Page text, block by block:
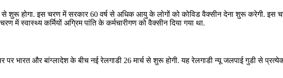
शुरू होगा. इस चरण में सरकार 60 वर्ष से अधिक आयु के लोगों को कोविड वैक्‍सीन देना शुरू करेगी. इस
में स्वास्थ्य कर्मियों अग्रिम पांति के कर्मचारीगण को वैक्सीन दिया गया था.
भारत और बांग्‍लादेश के बीच नई रेलगाडी 26 मार्च से शुरू होगी. यह रेलगाडी न्‍यू जलपाई गुडी से